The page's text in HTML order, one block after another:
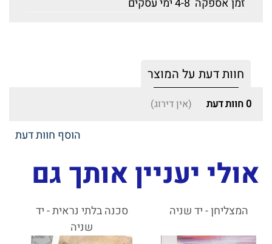
זמן אספקה 4-8 ימי עסקים
חוות דעת על המוצר
0 חוות דעת (אין דירוג)
הוסף חוות דעת
אולי יעניין אותך גם
המצליחן - יד שניה
סכנה בלתי נראית - יד
שניה